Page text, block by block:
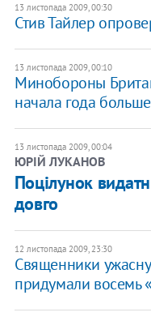
13 листопада 2009, 00:30
Стив Тайлер
13 листопада 2009, 00:10
Минобороны
начала года
13 листопада 2009, 00:04
ЮРІЙ ЛУКАНОВ
Поцілунок
довго
12 листопада 2009, 23:30
Священники
придумали восемь